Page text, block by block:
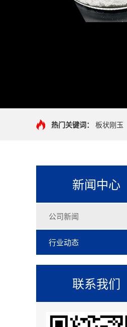
热门关键词： 板状刚玉
新闻中心
公司新闻
行业动态
联系我们